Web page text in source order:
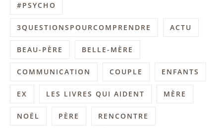
#PSYCHO
3QUESTIONSPOURCOMPRENDRE ACTU
BEAU-PÈRE BELLE-MÈRE
COMMUNICATION COUPLE ENFANTS
EX LES LIVRES QUI AIDENT MÈRE
NOËL PÈRE RENCONTRE